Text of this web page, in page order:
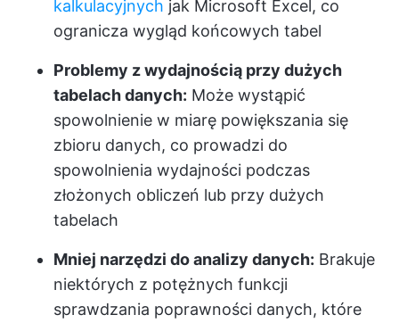
kalkulacyjnych jak Microsoft Excel, co
ogranicza wygląd końcowych tabel
Problemy z wydajnością przy dużych
tabelach danych: Może wystąpić
spowolnienie w miarę powiększania się
zbioru danych, co prowadzi do
spowolnienia wydajności podczas
złożonych obliczeń lub przy dużych
tabelach
Mniej narzędzi do analizy danych: Brakuje
niektórych z potężnych funkcji
sprawdzania poprawności danych, które